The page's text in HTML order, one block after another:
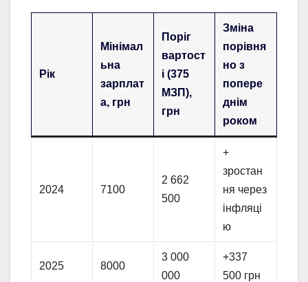
Рік
Мінімал
ьна
зарплат
а, грн
Поріг
вартост
і (375
МЗП),
грн
Зміна
порівня
но з
попере
днім
роком
2024 7100
2 662
500
+
зростан
ня через
інфляці
ю
2025 8000
3 000
000
+337
500 грн